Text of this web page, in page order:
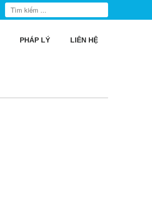
PHÁP LÝ LIÊN HỆ